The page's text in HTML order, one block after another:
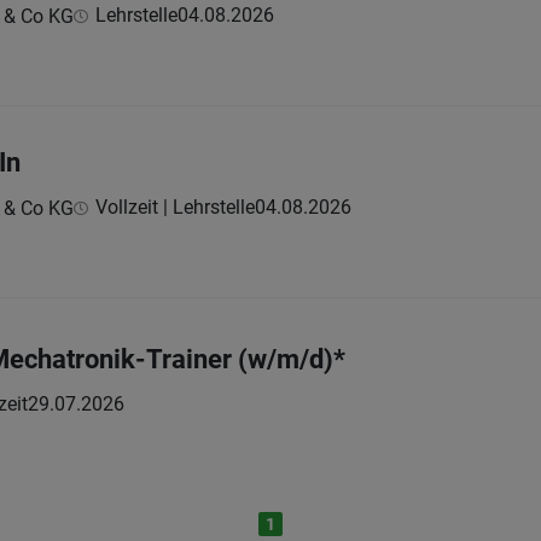
Co KG Lehrstelle04.08.2026
Co KG Vollzeit | Lehrstelle04.08.2026
Trainer (w/m/d)*
29.07.2026
1